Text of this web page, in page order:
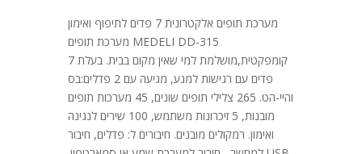
מערכת תופים אלקטרונית 7 פדים לתיפוף ואימון
MEDELI DD-315 מערכת תופים
קומפקטית,מושלמת למי שאין מקום בבית. בעלת 7
פדים עם רגישות למגע, מגיעה עם 2 פדלים:בס
והיי-הט. 265 צלילי תופים שונים, 45 מערכות תופים
מובנות, 5 זיכרונות משתמש, 100 שירים לנגינה
ואימון. רמקולים מובנים. חיבורים ל: פדלים, חיבור